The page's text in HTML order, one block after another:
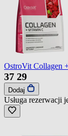
OstroVit Collagen
37 29
Dodaj
Usługa rezerwacji